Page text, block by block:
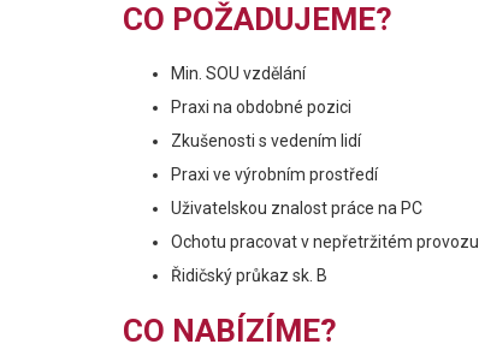
CO POŽADUJEME?
Min. SOU vzdělání
Praxi na obdobné pozici
Zkušenosti s vedením lidí
Praxi ve výrobním prostředí
Uživatelskou znalost práce na PC
Ochotu pracovat v nepřetržitém provozu
Řidičský průkaz sk. B
CO NABÍZÍME?